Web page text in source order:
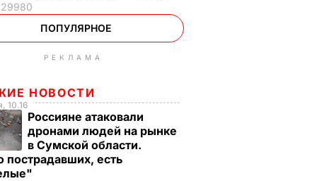
29980
ПОПУЛЯРНОЕ
РЕКЛАМА
НОВОСТИ
10.16
Россияне атаковали
дронами людей на рынке
в Сумской области.
пострадавших, есть